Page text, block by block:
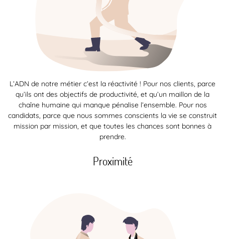
L’ADN de notre métier c’est la réactivité ! Pour nos clients, parce
qu’ils ont des objectifs de productivité, et qu’un maillon de la
chaîne humaine qui manque pénalise l’ensemble. Pour nos
candidats, parce que nous sommes conscients la vie se construit
mission par mission, et que toutes les chances sont bonnes à
prendre.
Proximité